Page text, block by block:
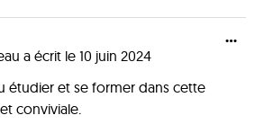
a écrit le 10 juin 2024
étudier et se former dans cette
conviviale.
...